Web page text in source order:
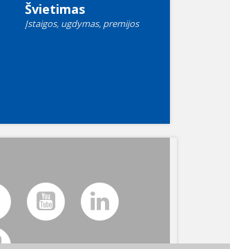
Švietimas
Įstaigos, ugdymas, premijos